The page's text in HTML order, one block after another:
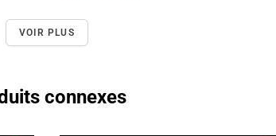
VOIR PLUS
connexes